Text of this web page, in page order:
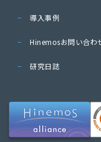
導入事例
Hinemosお問い合わ
研究日誌